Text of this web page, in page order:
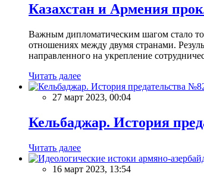
Казахстан и Армения
Важным дипломатическим шагом стало
отношениях между двумя странами.
направленного на укрепление
Читать далее
27 март 2023, 00:04
Кельбаджар. История
Читать далее
16 март 2023, 13:54